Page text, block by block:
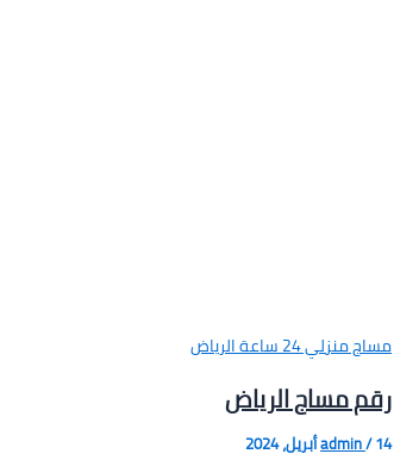
مساج منزلي 24 ساعة الرياض
رقم مساج الرياض
admin/14 أبريل، 2024